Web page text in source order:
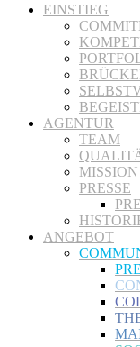
EINSTIEG
AGENTUR
TEAM
MISSION
PRESSE
ANGEBOT